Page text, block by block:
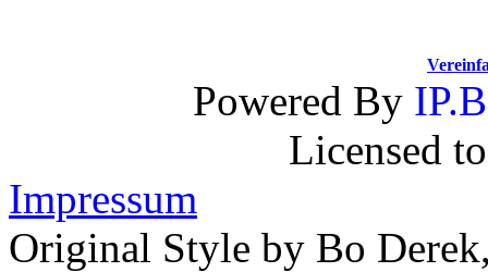
Powered By
Licensed
Impressum
Original Style by Bo